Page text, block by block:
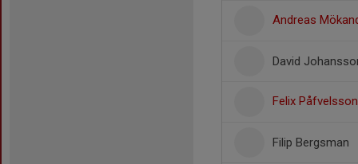
Andreas
David
Felix Påfvelsson
Filip Bergsman